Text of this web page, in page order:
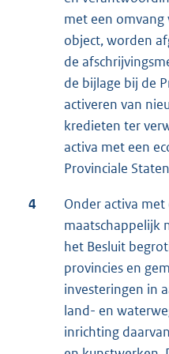
met een
object, worden
de
de bijlage bij de
activeren van
kredieten ter
activa met een
Provinciale
4
Onder activa
maatschappelijk
het Besluit
provincies en
investeringen in
land- en
inrichting